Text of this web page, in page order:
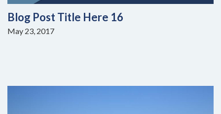
Blog Post Title Here 16
May 23, 2017